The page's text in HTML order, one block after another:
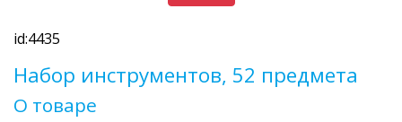
id:4435
Набор инструментов, 52 предмета
О товаре